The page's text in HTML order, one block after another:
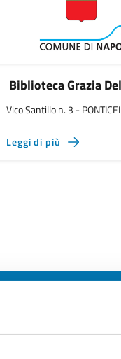
Biblioteca Grazia
Vico Santillo n. 3 -
Leggi di più